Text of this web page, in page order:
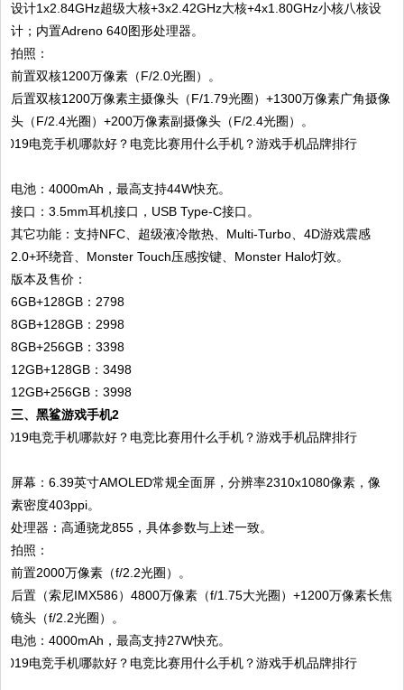
设计1x2.84GHz超级大核+3x2.42GHz大核+4x1.80GHz小核八核设
计；内置Adreno 640图形处理器。
拍照：
前置双核1200万像素（F/2.0光圈）。
后置双核1200万像素主摄像头（F/1.79光圈）+1300万像素广角摄像
头（F/2.4光圈）+200万像素副摄像头（F/2.4光圈）。
电池：4000mAh，最高支持44W快充。
接口：3.5mm耳机接口，USB Type-C接口。
其它功能：支持NFC、超级液冷散热、Multi-Turbo、4D游戏震感
2.0+环绕音、Monster Touch压感按键、Monster Halo灯效。
版本及售价：
6GB+128GB：2798
8GB+128GB：2998
8GB+256GB：3398
12GB+128GB：3498
12GB+256GB：3998
三、黑鲨游戏手机2
屏幕：6.39英寸AMOLED常规全面屏，分辨率2310x1080像素，像
素密度403ppi。
处理器：高通骁龙855，具体参数与上述一致。
拍照：
前置2000万像素（f/2.2光圈）。
后置（索尼IMX586）4800万像素（f/1.75大光圈）+1200万像素长焦
镜头（f/2.2光圈）。
电池：4000mAh，最高支持27W快充。